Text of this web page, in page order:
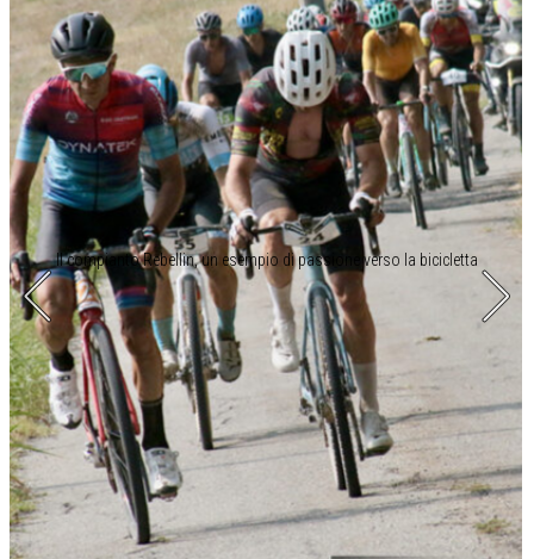
Il compianto Rebellin, un esempio di passione verso la bicicletta